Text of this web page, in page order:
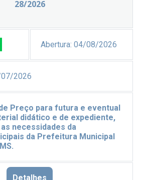
28/2026
Abertura: 04/08/2026
2026
Preço para futura e eventual
didático e de expediente,
necessidades da
da Prefeitura Municipal
Detalhes